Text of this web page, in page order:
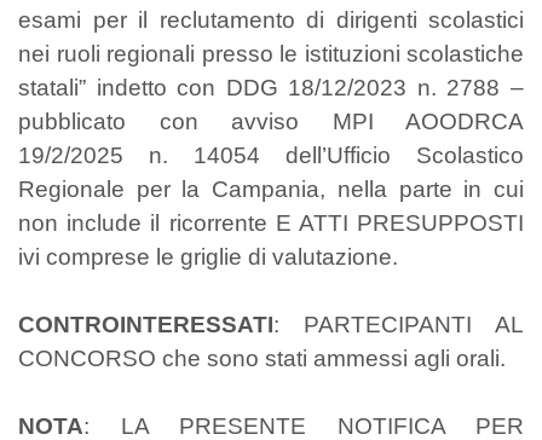
esami per il reclutamento di dirigenti scolastici
nei ruoli regionali presso le istituzioni scolastiche
statali” indetto con DDG 18/12/2023 n. 2788 –
pubblicato con avviso MPI AOODRCA
19/2/2025 n. 14054 dell’Ufficio Scolastico
Regionale per la Campania, nella parte in cui
non include il ricorrente E ATTI PRESUPPOSTI
ivi comprese le griglie di valutazione.
CONTROINTERESSATI: PARTECIPANTI AL
CONCORSO che sono stati ammessi agli orali.
NOTA: LA PRESENTE NOTIFICA PER